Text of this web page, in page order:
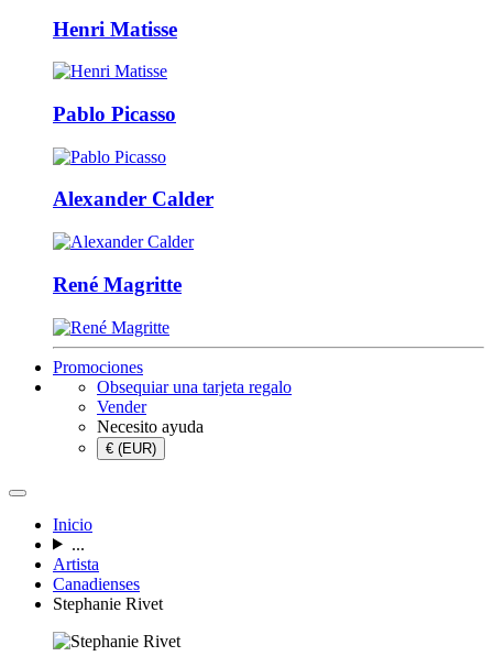
Henri Matisse
Pablo Picasso
Alexander Calder
René Magritte
Promociones
Obsequiar una tarjeta regalo
Vender
Necesito ayuda
€ (EUR)
Inicio
...
Artista
Canadienses
Stephanie Rivet